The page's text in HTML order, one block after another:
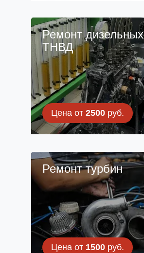
Ремонт дизельных
ТНВД
Цена от 2500руб.
Ремонт турбин
Цена от 1500руб.